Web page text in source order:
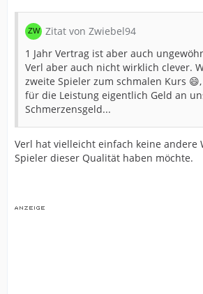
Zitat von Zwiebel94
1 Jahr Vertrag ist aber auch
Verl aber auch nicht wirklich clever.
zweite Spieler zum schmalen Kurs
für die Leistung eigentlich Geld an
Schmerzensgeld...
Verl hat vielleicht einfach keine andere
Spieler dieser Qualität haben möchte.